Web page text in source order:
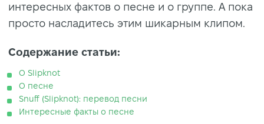
интересных фактов о песне и о группе. А пока
просто насладитесь этим шикарным клипом.
Содержание статьи:
О Slipknot
О песне
Snuff (Slipknot): перевод песни
Интересные факты о песне